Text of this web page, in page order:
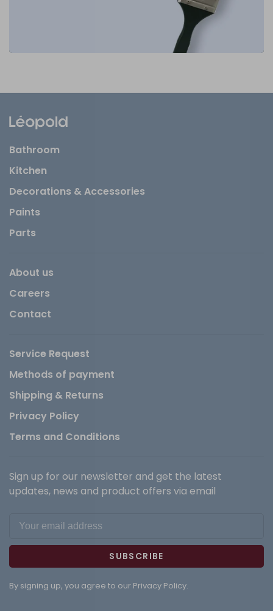
Bathroom
Kitchen
Decorations & Accessories
Paints
Parts
About us
Careers
Contact
Service Request
Methods of payment
Shipping & Returns
Privacy Policy
Terms and Conditions
Sign up for our newsletter and get the latest
updates, news and product offers via email
SUBSCRIBE
By signing up, you agree to our Privacy Policy.